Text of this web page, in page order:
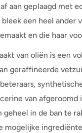
aan geplaagd met
een heel ander
en die haar
van oliën is een
geraffineerde
van afgeroomd
geheel in de ban te
mogelijke